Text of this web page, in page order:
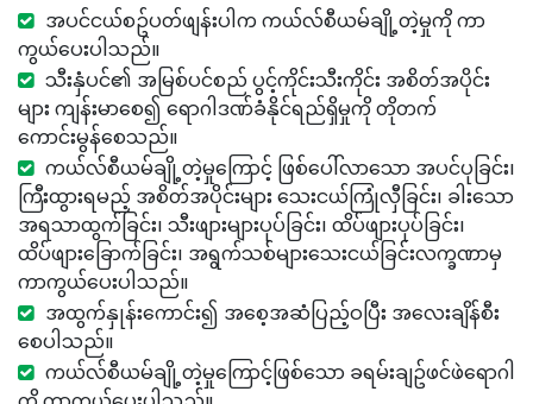
အပင်ငယ်စဥ်ပတ်ဖျန်းပါက ကယ်လ်စီယမ်ချို့တဲ့မှုကို ကာ
ကွယ်ပေးပါသည်။
သီးနှံပင်၏ အမြစ်ပင်စည် ပွင့်ကိုင်းသီးကိုင်း အစိတ်အပိုင်း
များ ကျန်းမာစေ၍ ရောဂါဒဏ်ခံနိုင်ရည်ရှိမှုကို တိုတက်
ကောင်းမွန်စေသည်။
ကယ်လ်စီယမ်ချို့တဲ့မှုကြောင့် ဖြစ်ပေါ်လာသော အပင်ပုခြင်း၊
ကြီးထွားရမည့် အစိတ်အပိုင်းများ သေးငယ်ကြုံလှီခြင်း၊ ခါးသော
အရသာထွက်ခြင်း၊ သီးဖျားများပုပ်ခြင်း၊ ထိပ်ဖျားပုပ်ခြင်း၊
ထိပ်ဖျားခြောက်ခြင်း၊ အရွက်သစ်များသေးငယ်ခြင်းလက္ခဏာမှ
ကာကွယ်ပေးပါသည်။
အထွက်နှုန်းကောင်း၍ အစေ့အဆံပြည့်ဝပြီး အလေးချိန်စီး
စေပါသည်။
ကယ်လ်စီယမ်ချို့တဲ့မှုကြောင့်ဖြစ်သော ခရမ်းချဥ်ဖင်ဖဲရောဂါ